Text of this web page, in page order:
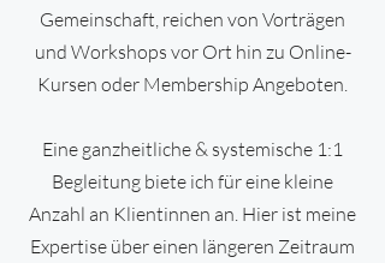
Gemeinschaft, reichen von Vorträgen
und Workshops vor Ort hin zu Online-
Kursen oder Membership Angeboten.
Eine ganzheitliche & systemische 1:1
Begleitung biete ich für eine kleine
Anzahl an Klientinnen an. Hier ist meine
Expertise über einen längeren Zeitraum